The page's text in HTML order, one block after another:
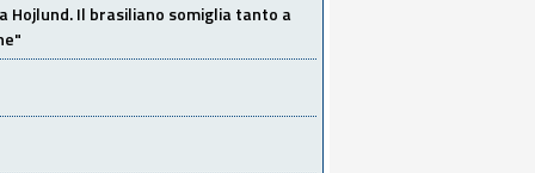
Hojlund. Il brasiliano somiglia tanto a